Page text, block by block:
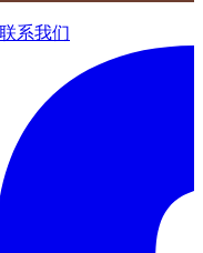
联系我们